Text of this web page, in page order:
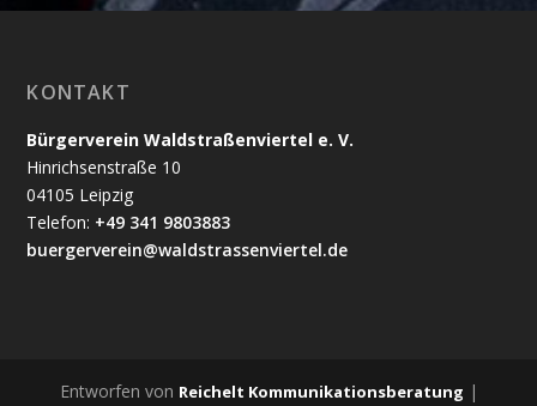
KONTAKT
Bürgerverein Waldstraßenviertel e. V.
Hinrichsenstraße 10
04105 Leipzig
Telefon: +49 341 9803883
buergerverein@waldstrassenviertel.de
Entworfen von Reichelt Kommunikationsberatung |